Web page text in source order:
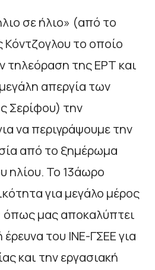
σε ήλιο» (από το
Κόντζογλου το οποίο
τηλεόραση της ΕΡΤ και
απεργία των
Σερίφου) την
να περιγράψουμε την
από το ξημέρωμα
ηλίου. Το 13άωρο
για μεγάλο μέρος
μας αποκαλύπτει
του ΙΝΕ-ΓΣΕΕ για
και την εργασιακή